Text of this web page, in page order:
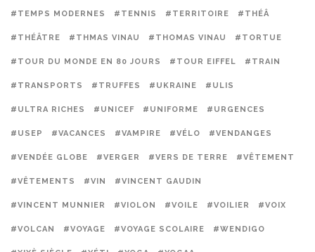
#TEMPS MODERNES #TENNIS #TERRITOIRE #THÉÂ
#THÉÂTRE #THMAS VINAU #THOMAS VINAU #TORTUE
#TOUR DU MONDE EN 80 JOURS #TOUR EIFFEL #TRAIN
#TRANSPORTS #TRUFFES #UKRAINE #ULIS
#ULTRA RICHES #UNICEF #UNIFORME #URGENCES
#USEP #VACANCES #VAMPIRE #VÉLO #VENDANGES
#VENDÉE GLOBE #VERGER #VERS DE TERRE #VÊTEMENT
#VÊTEMENTS #VIN #VINCENT GAUDIN
#VINCENT MUNNIER #VIOLON #VOILE #VOILIER #VOIX
#VOLCAN #VOYAGE #VOYAGE SCOLAIRE #WENDIGO